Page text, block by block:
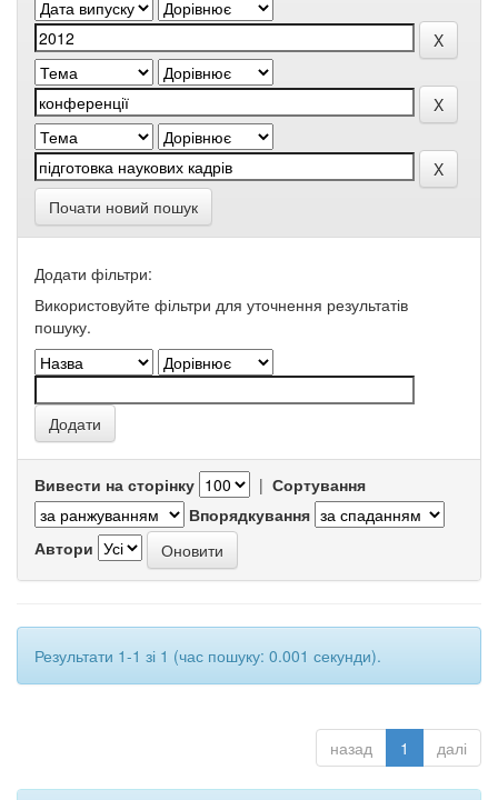
Почати новий пошук
Додати фільтри:
Використовуйте фільтри для уточнення результатів
пошуку.
Вивести на сторінку | Сортування
Впорядкування
Автори
Результати 1-1 зі 1 (час пошуку: 0.001 секунди).
назад 1 далі